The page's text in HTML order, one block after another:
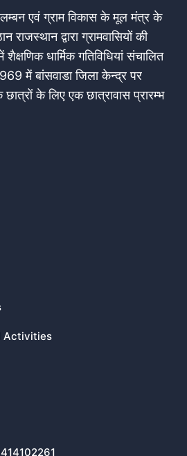
एवं ग्राम विकास के मूल मंत्र के
राजस्थान द्वारा ग्रामवासियों की
धार्मिक गतिविधियां संचालित
में बांसवाडा जिला केन्द्र पर
के लिए एक छात्रावास प्रारम्भ
Activities